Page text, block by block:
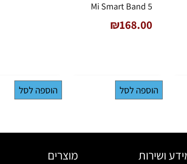
Mi Smart Band 5
₪168.00
הוספה לסל הוספה לסל
ושירות מוצרים